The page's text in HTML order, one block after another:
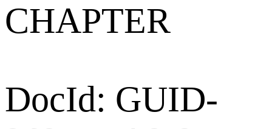
CHAPTER
DocId: GUID-